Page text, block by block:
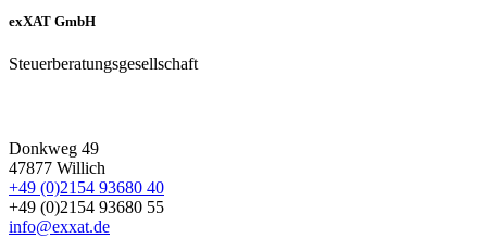
exXAT GmbH
Steuerberatungsgesellschaft
Donkweg 49
47877 Willich
+49 (0)2154 93680 40
+49 (0)2154 93680 55
info@exxat.de